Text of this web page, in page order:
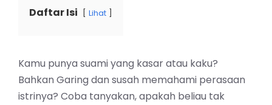
Daftar Isi Lihat
Kamu punya suami yang kasar atau kaku?
Bahkan Garing dan susah memahami perasaan
istrinya? Coba tanyakan, apakah beliau tak